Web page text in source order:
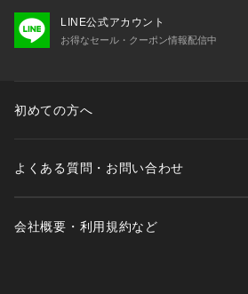
LINE公式アカウント
お得なセール・クーポン情報配信中
初めての方へ
よくある質問・お問い合わせ
会社概要・利用規約など